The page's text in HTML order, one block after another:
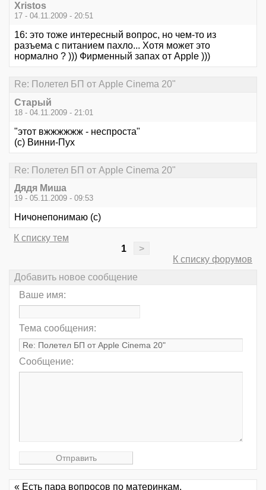
Xristos
17 - 04.11.2009 - 20:51
16: это тоже интересный вопрос, но чем-то из
разъема с питанием пахло... Хотя может это
нормално ? ))) Фирменный запах от Apple )))
Re: Полетел БП от Apple Cinema 20"
Старый
18 - 04.11.2009 - 21:01
"этот вжжжжжж - неспроста"
(с) Винни-Пух
Re: Полетел БП от Apple Cinema 20"
Дядя Миша
19 - 05.11.2009 - 09:53
Ничонепонимаю (с)
К списку тем
1
>
К списку форумов
Добавить новое сообщение
Ваше имя:
Тема сообщения:
Сообщение:
« Есть пара вопросов по материнкам.